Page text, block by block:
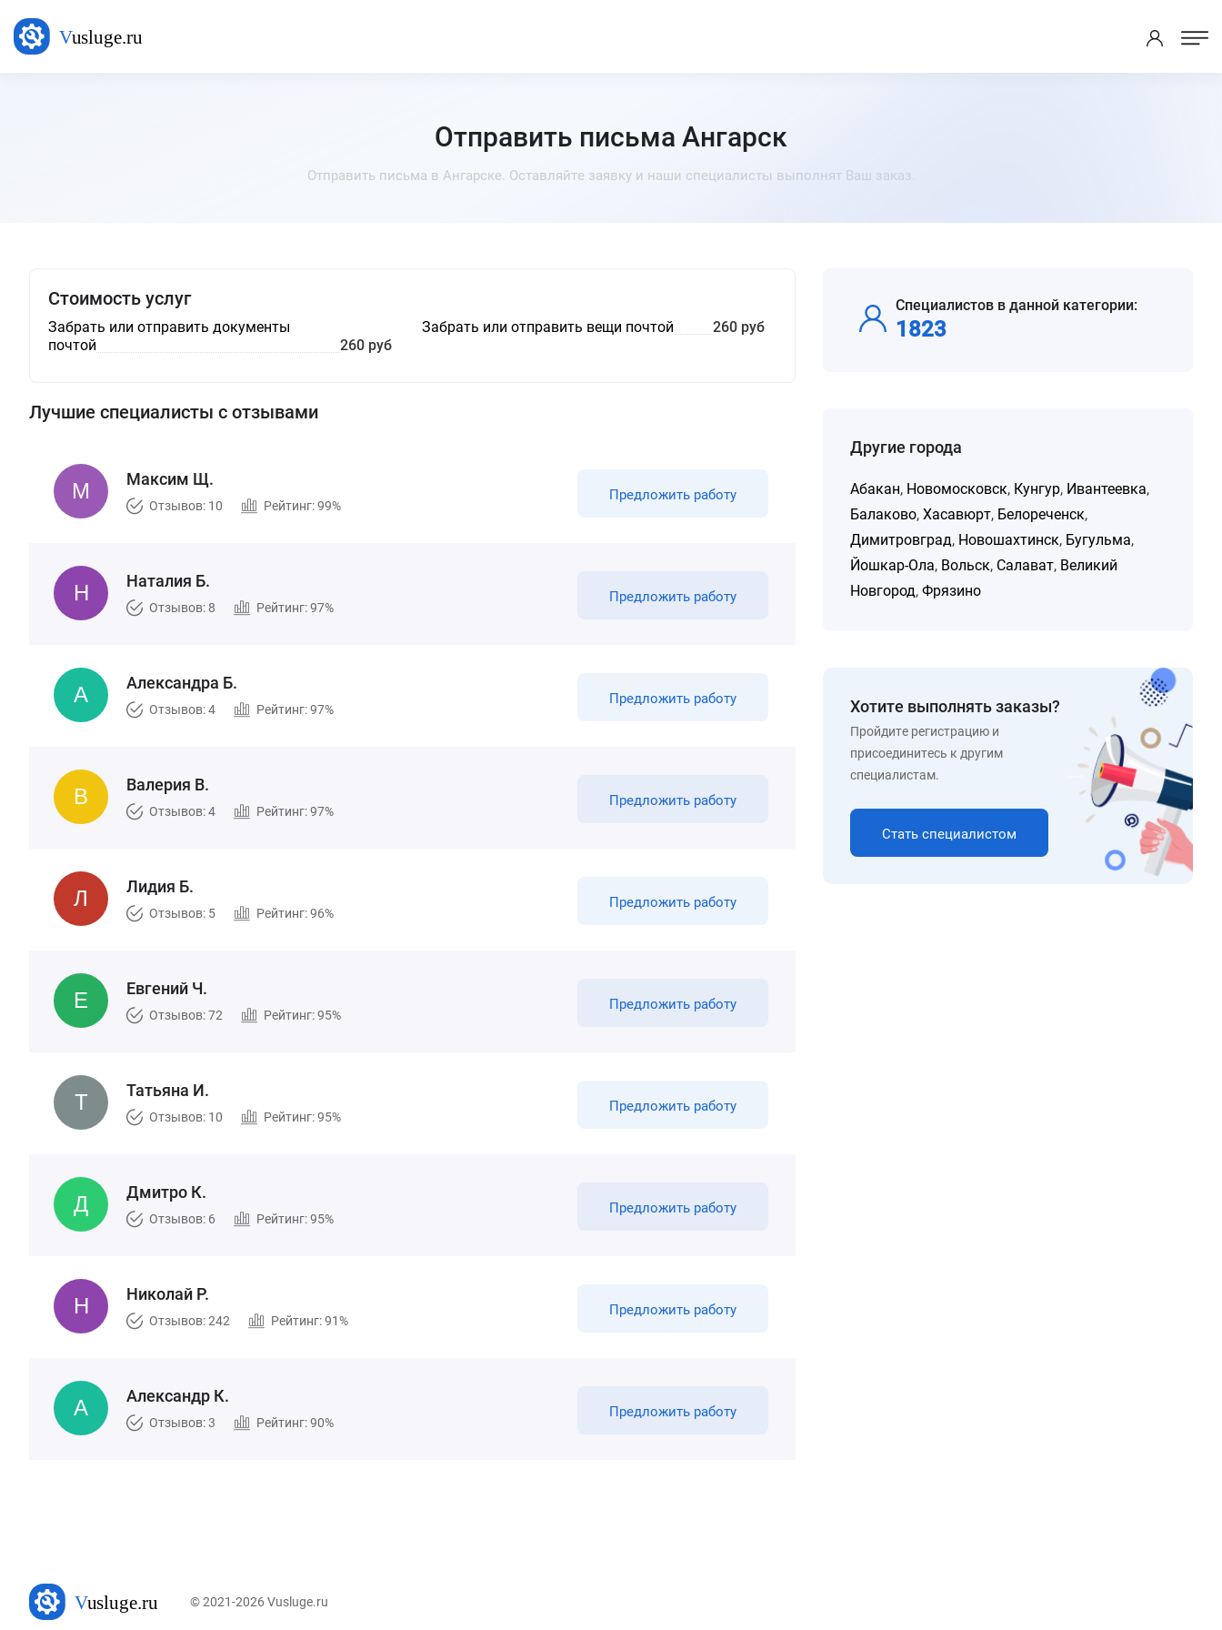
Отправить письма Ангарск
Отправить письма в Ангарске. Оставляйте заявку и наши специалисты выполнят Ваш заказ.
Стоимость услуг
Забрать или отправить документы
почтой
260 руб
Забрать или отправить вещи почтой 260 руб
Лучшие специалисты с отзывами
Максим Щ.
Отзывов: 10 Рейтинг: 99%
Предложить работу
Наталия Б.
Отзывов: 8 Рейтинг: 97%
Предложить работу
Александра Б.
Отзывов: 4 Рейтинг: 97%
Предложить работу
Валерия В.
Отзывов: 4 Рейтинг: 97%
Предложить работу
Лидия Б.
Отзывов: 5 Рейтинг: 96%
Предложить работу
Евгений Ч.
Отзывов: 72 Рейтинг: 95%
Предложить работу
Татьяна И.
Отзывов: 10 Рейтинг: 95%
Предложить работу
Дмитро К.
Отзывов: 6 Рейтинг: 95%
Предложить работу
Николай Р.
Отзывов: 242 Рейтинг: 91%
Предложить работу
Александр К.
Отзывов: 3 Рейтинг: 90%
Предложить работу
Специалистов в данной категории:
1823
Другие города
Абакан, Новомосковск, Кунгур, Ивантеевка,
Балаково,Хасавюрт, Белореченск,
Димитровград, Новошахтинск, Бугульма,
Йошкар-Ола, Вольск, Салават, Великий
Новгород,Фрязино
Хотите выполнять заказы?
Пройдите регистрацию и
присоединитесь к другим
специалистам.
Стать специалистом
© 2021-2026 Vusluge.ru